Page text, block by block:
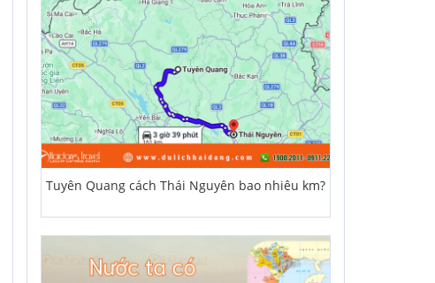
Tuyên Quang cách Thái Nguyên bao nhiêu km?